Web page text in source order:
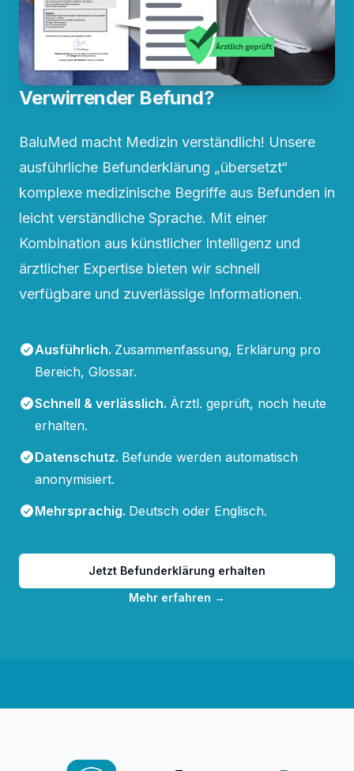
Verwirrender Befund?
BaluMed macht Medizin verständlich! Unsere
ausführliche Befunderklärung „übersetzt“
komplexe medizinische Begriffe aus Befunden in
leicht verständliche Sprache. Mit einer
Kombination aus künstlicher Intelligenz und
ärztlicher Expertise bieten wir schnell
verfügbare und zuverlässige Informationen.
Ausführlich. Zusammenfassung, Erklärung pro
Bereich, Glossar.
Schnell & verlässlich. Ärztl. geprüft, noch heute
erhalten.
Datenschutz. Befunde werden automatisch
anonymisiert.
Mehrsprachig. Deutsch oder Englisch.
Jetzt Befunderklärung erhalten
Mehr erfahren →